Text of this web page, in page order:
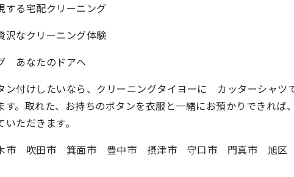
する宅配クリーニング
沢なクリーニング体験
あなたのドアへ
ン付けしたいなら、クリーニングタイヨーに カッターシャツ
す。取れた、お持ちのボタンを衣服と一緒にお預かりできれば
ただきます。
市 吹田市 箕面市 豊中市 摂津市 守口市 門真市 旭